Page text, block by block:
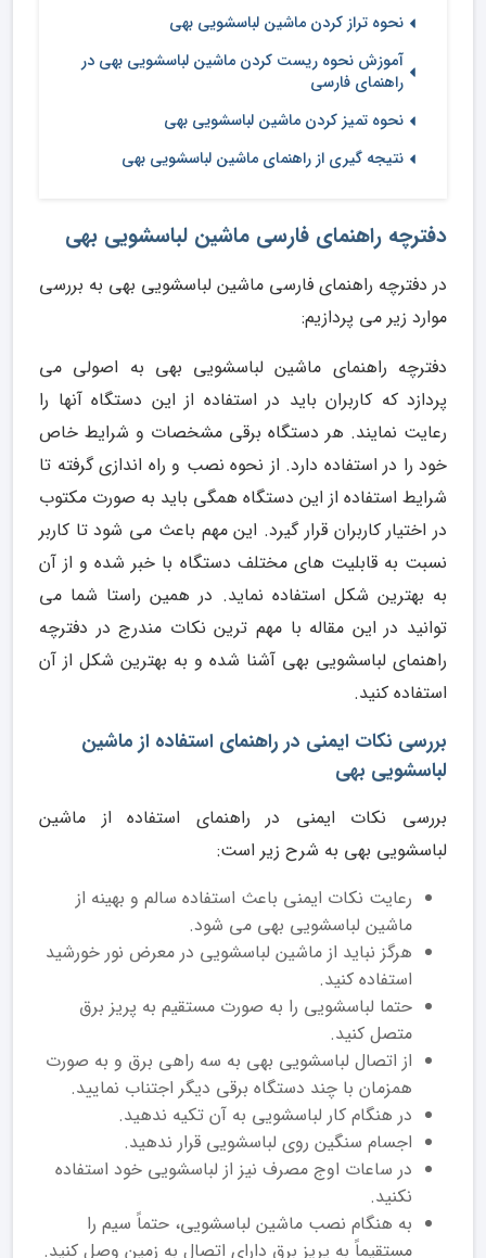
نحوه تراز کردن ماشین لباسشویی بهی
آموزش نحوه ریست کردن ماشین لباسشویی بهی در
راهنمای فارسی
نحوه تمیز کردن ماشین لباسشویی بهی
نتیجه گیری از راهنمای ماشین لباسشویی بهی
دفترچه راهنمای فارسی ماشین لباسشویی بهی
در دفترچه راهنمای فارسی ماشین لباسشویی بهی به بررسی
موارد زیر می پردازیم:
دفترچه راهنمای ماشین لباسشویی بهی به اصولی می
پردازد که کاربران باید در استفاده از این دستگاه آنها را
رعایت نمایند. هر دستگاه برقی مشخصات و شرایط خاص
خود را در استفاده دارد. از نحوه نصب و راه اندازی گرفته تا
شرایط استفاده از این دستگاه همگی باید به صورت مکتوب
در اختیار کاربران قرار گیرد. این مهم باعث می شود تا کاربر
نسبت به قابلیت های مختلف دستگاه با خبر شده و از آن
به بهترین شکل استفاده نماید. در همین راستا شما می
توانید در این مقاله با مهم ترین نکات مندرج در دفترچه
راهنمای لباسشویی بهی آشنا شده و به بهترین شکل از آن
استفاده کنید.
بررسی نکات ایمنی در راهنمای استفاده از ماشین
لباسشویی بهی
بررسی نکات ایمنی در راهنمای استفاده از ماشین
لباسشویی بهی به شرح زیر است:
رعایت نکات ایمنی باعث استفاده سالم و بهینه از
ماشین لباسشویی بهی می شود.
هرگز نباید از ماشین لباسشویی در معرض نور خورشید
استفاده کنید.
حتما لباسشویی را به صورت مستقیم به پریز برق
متصل کنید.
از اتصال لباسشویی بهی به سه راهی برق و به صورت
همزمان با چند دستگاه برقی دیگر اجتناب نمایید.
در هنگام کار لباسشویی به آن تکیه ندهید.
اجسام سنگین روی لباسشویی قرار ندهید.
در ساعات اوج مصرف نیز از لباسشویی خود استفاده
نکنید.
به هنگام نصب ماشین لباسشویی، حتماً سیم را
مستقیماً به پریز برق دارای اتصال به زمین وصل کنید.